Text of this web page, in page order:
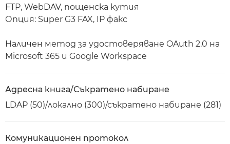
FTP, WebDAV, пощенска кутия
Опция: Super G3 FAX, IP факс
Наличен метод за удостоверяване OAuth 2.0 на
Microsoft 365 и Google Workspace
Адресна книга/Съкратено набиране
LDAP (50)/локално (300)/съкратено набиране (281)
Комуникационен протокол